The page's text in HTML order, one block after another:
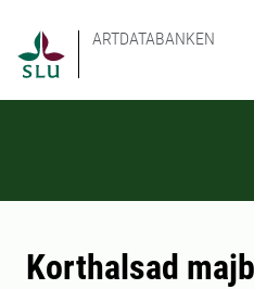
ARTDATABANKEN
Korthalsad